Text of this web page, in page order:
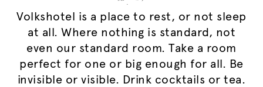
Volkshotel is a place to rest, or not sleep
at all. Where nothing is standard, not
even our standard room. Take a room
perfect for one or big enough for all. Be
invisible or visible. Drink cocktails or tea.